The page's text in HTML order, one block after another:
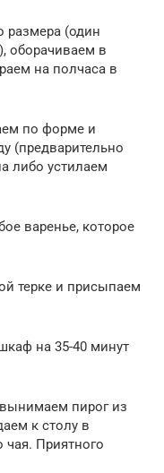
размера (один
оборачиваем в
на полчаса в
по форме и
(предварительно
либо устилаем
варенье, которое
терке и присыпаем
на 35-40 минут
пирог из
к столу в
чая. Приятного